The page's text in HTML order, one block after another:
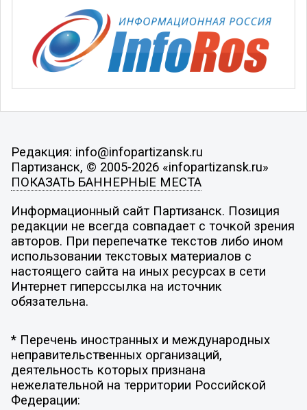
Редакция: info@infopartizansk.ru
Партизанск, © 2005-2026 «infopartizansk.ru»
ПОКАЗАТЬ БАННЕРНЫЕ МЕСТА
Информационный сайт Партизанск. Позиция
редакции не всегда совпадает с точкой зрения
авторов. При перепечатке текстов либо ином
использовании текстовых материалов с
настоящего сайта на иных ресурсах в сети
Интернет гиперссылка на источник
обязательна.
* Перечень иностранных и международных
неправительственных организаций,
деятельность которых признана
нежелательной на территории Российской
Федерации: